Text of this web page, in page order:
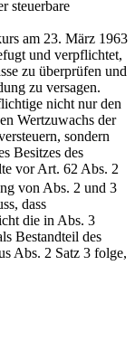
steuerbare
am 23. März 1963
und verpflichtet,
zu überprüfen und
zu versagen.
nicht nur den
Wertzuwachs der
sondern
Besitzes des
vor Art. 62 Abs. 2
von Abs. 2 und 3
dass
die in Abs. 3
Bestandteil des
Abs. 2 Satz 3 folge,